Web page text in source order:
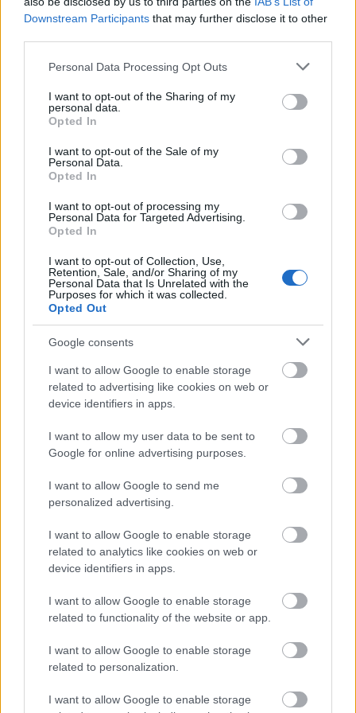
Downstream Participants that may further disclose it to other
Please note that this website/app uses one or more Google
not limited to your visit or usage behaviour. You may click to
grant or deny consent to Google and its third-party tags to
use your data for below specified purposes in below Google
consent section.
Personal Data Processing Opt Outs
I want to opt-out of the Sharing of my
personal data.
Opted In
I want to opt-out of the Sale of my
Personal Data.
Opted In
I want to opt-out of processing my
Personal Data for Targeted Advertising.
Opted In
I want to opt-out of Collection, Use,
Retention, Sale, and/or Sharing of my
Personal Data that Is Unrelated with the
Purposes for which it was collected.
Opted Out
Google consents
I want to allow Google to enable storage
related to advertising like cookies on web or
device identifiers in apps.
I want to allow my user data to be sent to
Google for online advertising purposes.
I want to allow Google to send me
personalized advertising.
I want to allow Google to enable storage
related to analytics like cookies on web or
device identifiers in apps.
I want to allow Google to enable storage
related to functionality of the website or app.
I want to allow Google to enable storage
related to personalization.
I want to allow Google to enable storage
reduceri de pana la 70% in magazine.
Pentru fiecare inscriere valabila in concurs,
garantate din cadrul campaniei, precum cosmetice
Douglas, MAC, Givenchy, vouchere in valoare de 50
de lei sau diverse articole promotionale Bucuresti
Mai multe detalii sunt disponibile consultand
disponibilpehttps://bucurestimall.ro/evenimente/
romania-in-prag-de-sarbatoare/.
Vezi și
Cum alegi accesoriile care oferă
personalitate unei ținute de mireasă
5 zodii pentru care dragostea trece
prin stomac
„Ziua AUREI” – prima campanie din
România în care un avatar AI își
sărbătorește ziua și îți oferă cadouri și
produse personalizate direct din
WhatsApp
Tefal Romania si Saatchi and Saatchi
lanseaza primul tur virtual in Bucataria
Jamilei